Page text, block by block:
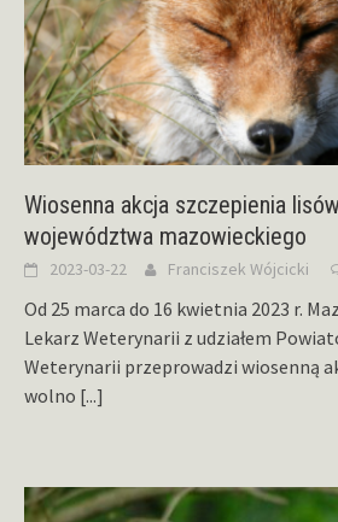
Wiosenna akcja szczepienia
województwa mazowieckiego
2023-03-22 Franciszek Wójcicki
Od 25 marca do 16 kwietnia 2023 r.
Lekarz Weterynarii z udziałem
Weterynarii przeprowadzi wiosenną
wolno [...]